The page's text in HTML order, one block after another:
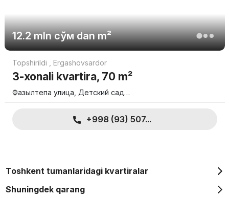
12.2 mln сўмdan m²
Topshirildi Ergashovsardor
3-xonali kvartira, 70 m²
Фазылтепа улица, Детский сад…
+998 (93) 507...
Toshkent tumanlaridagi kvartiralar
Shuningdek qarang